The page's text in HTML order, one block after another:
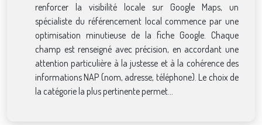
renforcer la visibilité locale sur Google Maps, un
spécialiste du référencement local commence par une
optimisation minutieuse de la fiche Google. Chaque
champ est renseigné avec précision, en accordant une
attention particulière à la justesse et à la cohérence des
informations NAP (nom, adresse, téléphone). Le choix de
la catégorie la plus pertinente permet...